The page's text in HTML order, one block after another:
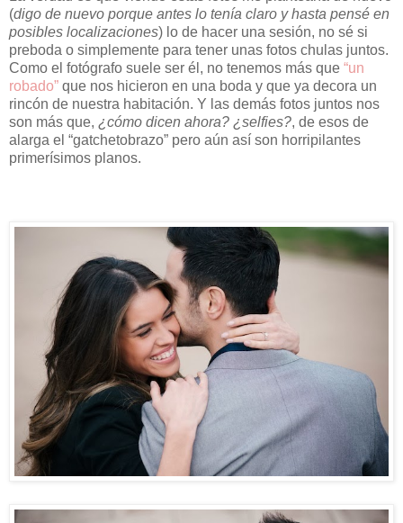
(digo de nuevo porque antes lo tenía claro y hasta pensé en
posibles localizaciones) lo de hacer una sesión, no sé si
preboda o simplemente para tener unas fotos chulas juntos.
Como el fotógrafo suele ser él, no tenemos más que “un
robado” que nos hicieron en una boda y que ya decora un
rincón de nuestra habitación. Y las demás fotos juntos nos
son más que, ¿cómo dicen ahora? ¿selfies?, de esos de
alarga el “gatchetobrazo” pero aún así son horripilantes
primerísimos planos.